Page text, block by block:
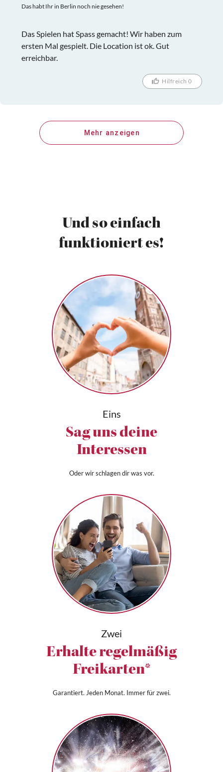
Das habt Ihr in Berlin noch nie gesehen!
Das Spielen hat Spass gemacht! Wir haben zum
ersten Mal gespielt. Die Location ist ok. Gut
erreichbar.
Hilfreich 0
Mehr anzeigen
Und so einfach
funktioniert es!
Eins
Sag uns deine
Interessen
Oder wir schlagen dir was vor.
Zwei
Erhalte regelmäßig
Freikarten*
Garantiert. Jeden Monat. Immer für zwei.